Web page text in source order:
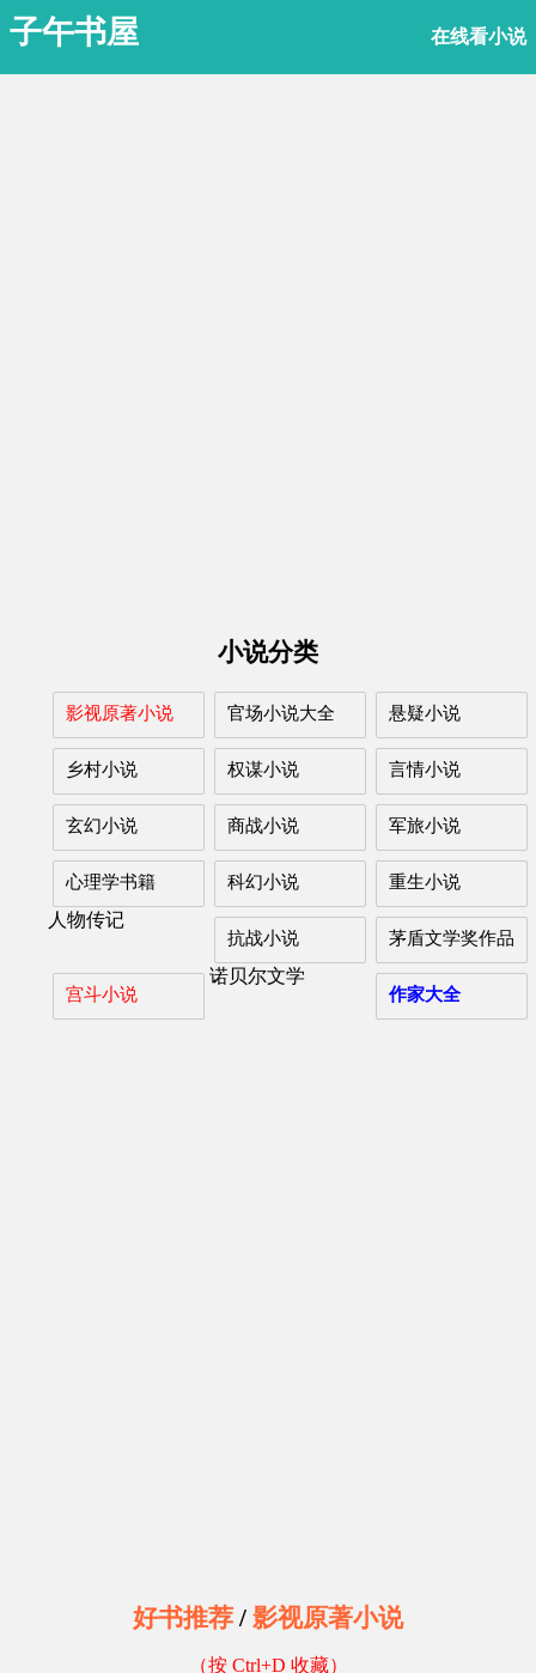
子午书屋 在线看小说
小说分类
影视原著小说 官场小说大全 悬疑小说
乡村小说 权谋小说 言情小说
玄幻小说 商战小说 军旅小说
心理学书籍 科幻小说 重生小说
人物传记
抗战小说 茅盾文学奖作品
宫斗小说
诺贝尔文学
作家大全
好书推荐 / 影视原著小说
（按 Ctrl+D 收藏）